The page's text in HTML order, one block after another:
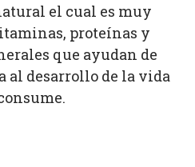
el cual es muy
proteínas y
que ayudan de
al desarrollo de la vida